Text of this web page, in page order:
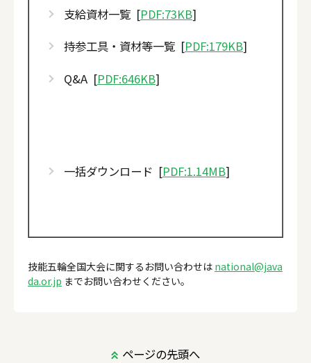
Q&A（Q6～Q8）
2022/ 10/ 04 以下の資料を掲載いたしました。
2022/ 09/ 21 以下の資料を掲載いたしました。
支給花材一覧
支給資材一覧 [PDF:73KB]
持参工具・資材等一覧 [PDF:179KB]
Q&A [PDF:646KB]
一括ダウンロード [PDF:1.14MB]
技能五輪全国大会に関するお問い合わせは national@java
da.or.jp までお問い合わせください。
ページの先頭へ